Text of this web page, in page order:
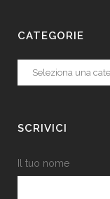
CATEGORIE
Categorie
SCRIVICI
Il tuo nome